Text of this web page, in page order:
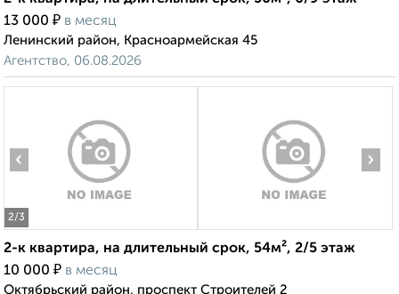
13 000 ₽ в месяц
Ленинский район, Красноармейская 45
Агентство, 06.08.2026
2/3
‹ ›
2-к квартира, на длительный срок, 54м², 2/5 этаж
10 000 ₽ в месяц
Октябрьский район, проспект Строителей 2